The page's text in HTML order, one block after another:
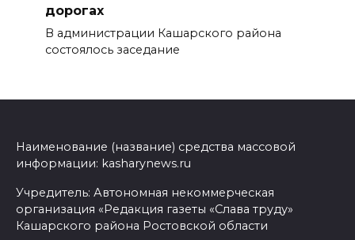
дорогах
В администрации Кашарского района
состоялось заседание
Наименование (название) средства массовой
информации: kasharynews.ru
Учредитель: Автономная некоммерческая
организация «Редакция газеты «Слава труду»
Кашарского района Ростовской области